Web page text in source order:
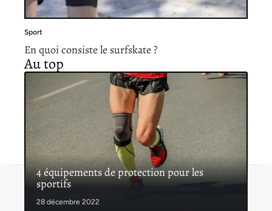
Sport
En quoi consiste le surfskate ?
Au top
4 équipements de protection pour les
sportifs
28 décembre 2022© 2026 | latribunedusport.fr
Contact Mentions légales Sitemap